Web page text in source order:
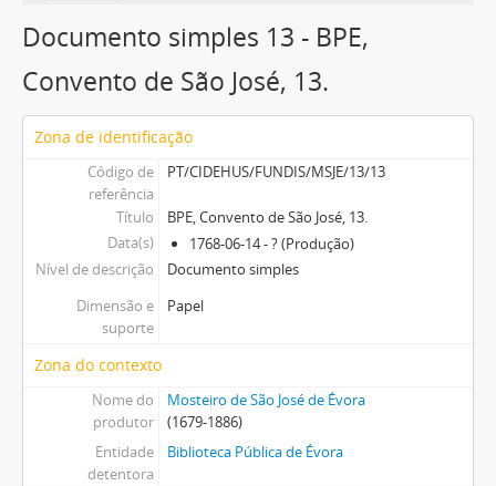
Documento simples 13 - BPE,
Convento de São José, 13.
Zona de identificação
Código de
referência
PT/CIDEHUS/FUNDIS/MSJE/13/13
Título
BPE, Convento de São José, 13.
Data(s)
1768-06-14 - ? (Produção)
Nível de descrição
Documento simples
Dimensão e
suporte
Papel
Zona do contexto
Nome do
produtor
Mosteiro de São José de Évora
(1679-1886)
Entidade
detentora
Biblioteca Pública de Évora